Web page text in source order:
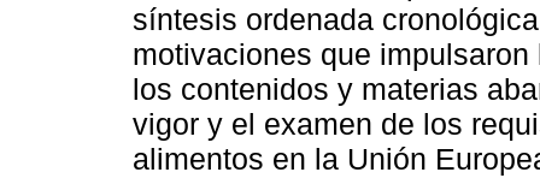
síntesis ordenada
motivaciones que
los contenidos y materias
vigor y el examen de los
alimentos en la Unión